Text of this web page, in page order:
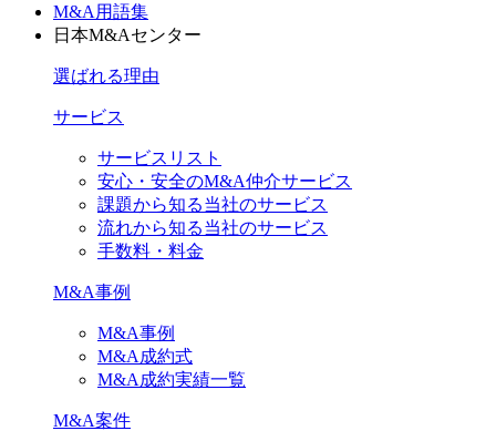
M&A用語集
日本M&Aセンター
選ばれる理由
サービス
サービスリスト
安心・安全のM&A仲介サービス
課題から知る当社のサービス
流れから知る当社のサービス
手数料・料金
M&A事例
M&A事例
M&A成約式
M&A成約実績一覧
M&A案件